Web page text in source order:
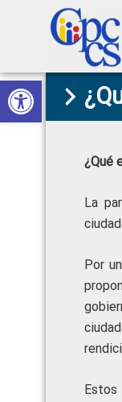
Abrir barra de
Skip
to
primary
Skip
to
main
Skip
to
primary
Skip
to
footer
de
Construyendo
Poder
Ciudadano
¿Qué
La
Por